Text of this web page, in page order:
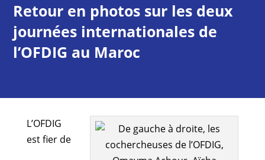
Retour en photos sur les deux
journées internationales de
l’OFDIG au Maroc
L’OFDIG
est fier de